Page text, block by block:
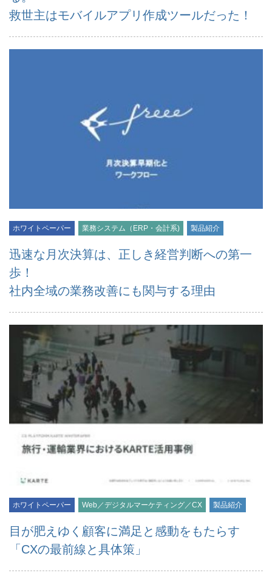
救世主はモバイルアプリ作成ツールだった！
ホワイトペーパー 業務システム（ERP・会計系) 製品紹介
迅速な月次決算は、正しき経営判断への第一
歩！
社内全域の業務改善にも関与する理由
ホワイトペーパー Web／デジタルマーケティング／CX 製品紹介
目が肥えゆく顧客に満足と感動をもたらす
「CXの最前線と具体策」